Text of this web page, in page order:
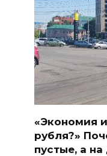
«Экономия
рубля?»
пустые, а